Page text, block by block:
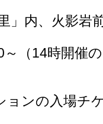
」内、火影岩
（14時開催
ンの入場チ